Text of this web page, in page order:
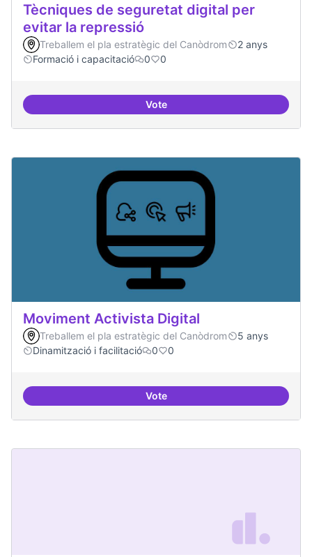
Tècniques de seguretat digital per
evitar la repressió
Treballem el pla estratègic del Canòdrom
2 anys
Formació i capacitació
0 0
VoteTècniques de seguretat digital
Moviment Activista Digital
Treballem el pla estratègic del Canòdrom
5 anys
Dinamització i facilitació
0 0
VoteMoviment Activista Digital